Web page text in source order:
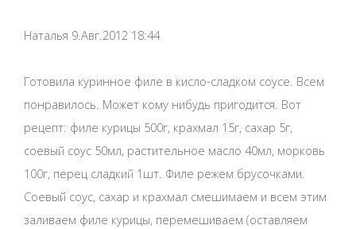
Наталья 9.Авг.2012 18:44
Готовила куринное филе в кисло-сладком соусе. Всем
понравилось. Может кому нибудь пригодится. Вот
рецепт: филе курицы 500г, крахмал 15г, сахар 5г,
соевый соус 50мл, растительное масло 40мл, морковь
100г, перец сладкий 1шт. Филе режем брусочками.
Соевый соус, сахар и крахмал смешимаем и всем этим
заливаем филе курицы, перемешиваем (оставляем